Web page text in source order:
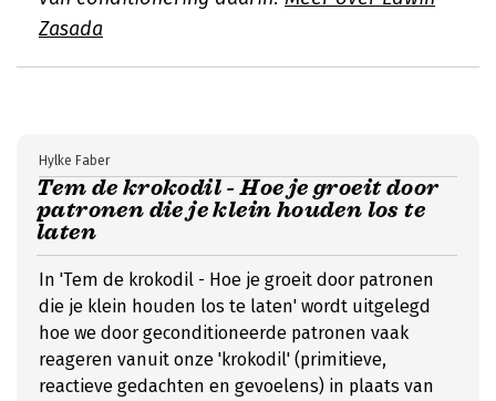
Zasada
Tem de krokodil - Hoe je groeit door
patronen die je klein houden los te
laten
Hylke Faber
In 'Tem de krokodil - Hoe je groeit door patronen
die je klein houden los te laten' wordt uitgelegd
hoe we door geconditioneerde patronen vaak
reageren vanuit onze 'krokodil' (primitieve,
reactieve gedachten en gevoelens) in plaats van